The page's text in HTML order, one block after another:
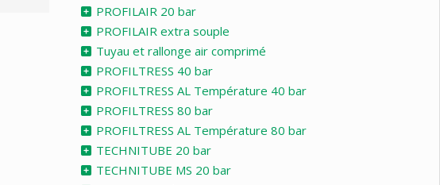
PROFILAIR 20 bar
PROFILAIR extra souple
Tuyau et rallonge air comprimé
PROFILTRESS 40 bar
PROFILTRESS AL Température 40 bar
PROFILTRESS 80 bar
PROFILTRESS AL Température 80 bar
TECHNITUBE 20 bar
TECHNITUBE MS 20 bar